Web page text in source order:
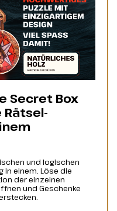
Secret Box
und logischen
in einem. Löse die
der einzelnen
und Geschenke